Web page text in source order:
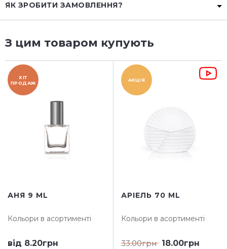
ЯК ЗРОБИТИ ЗАМОВЛЕННЯ?
З цим товаром купують
ХІТ
ПРОДАЖ
АНЯ 9 ML
Кольори в асортименті
від 8.20грн
АКЦІЯ
АРІЕЛЬ 70 ML
Кольори в асортименті
33.00грн 18.00грн